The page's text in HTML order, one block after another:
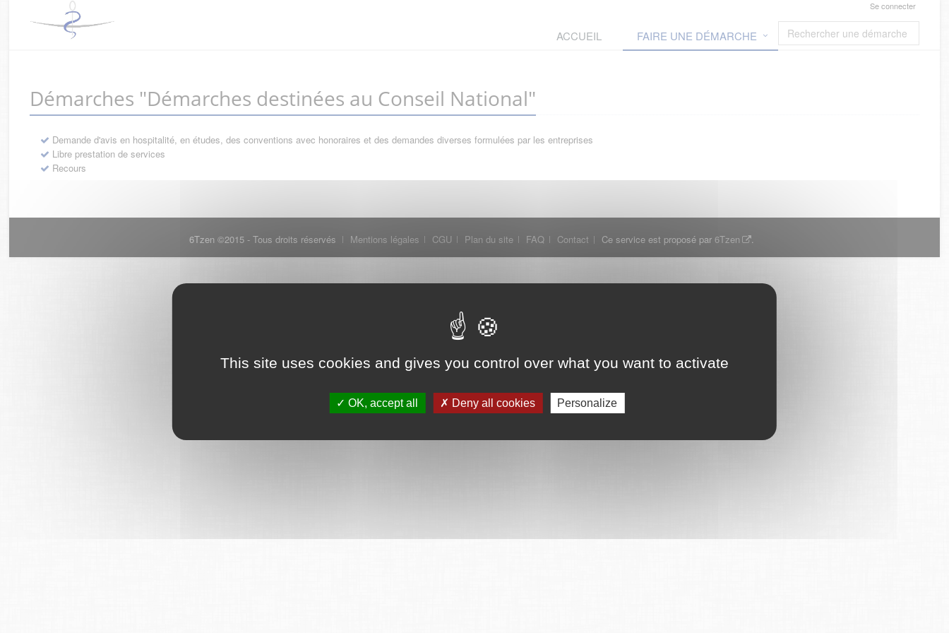
This site uses cookies and gives you control over what you want to activate
OK, accept all Deny all cookies Personalize
Se connecter
ACCUEIL FAIRE UNE DÉMARCHE
Démarches "Démarches destinées au Conseil National"
Demande d'avis en hospitalité, en études, des conventions avec honoraires et des demandes diverses formulées par les entreprises
Libre prestation de services
Recours
6Tzen ©2015 - Tous droits réservés Mentions légales CGU Plan du site FAQ Contact Ce service est proposé par 6Tzen .